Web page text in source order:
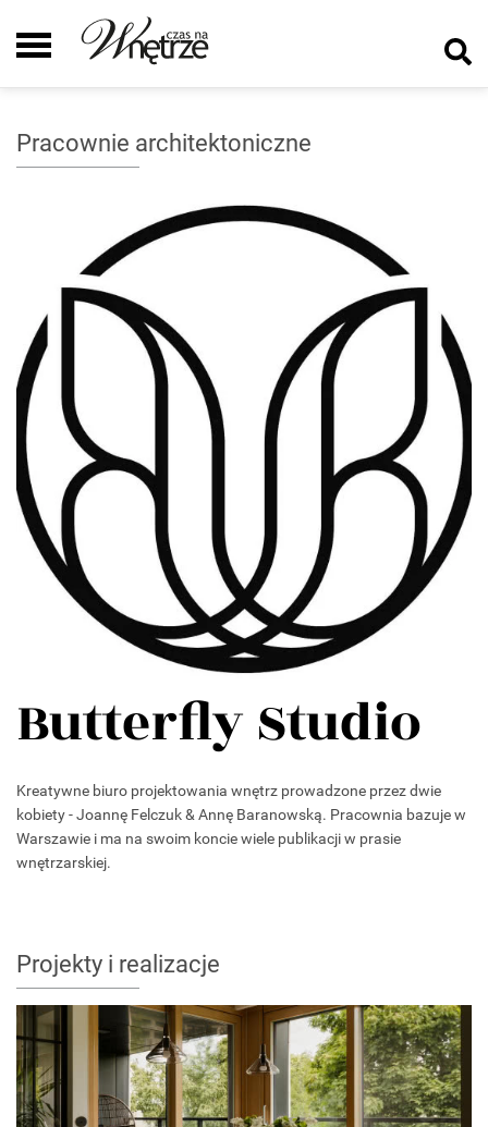
Pracownie architektoniczne
Butterfly Studio
Kreatywne biuro projektowania wnętrz prowadzone przez dwie
kobiety - Joannę Felczuk & Annę Baranowską. Pracownia bazuje w
Warszawie i ma na swoim koncie wiele publikacji w prasie
wnętrzarskiej.
Projekty i realizacje